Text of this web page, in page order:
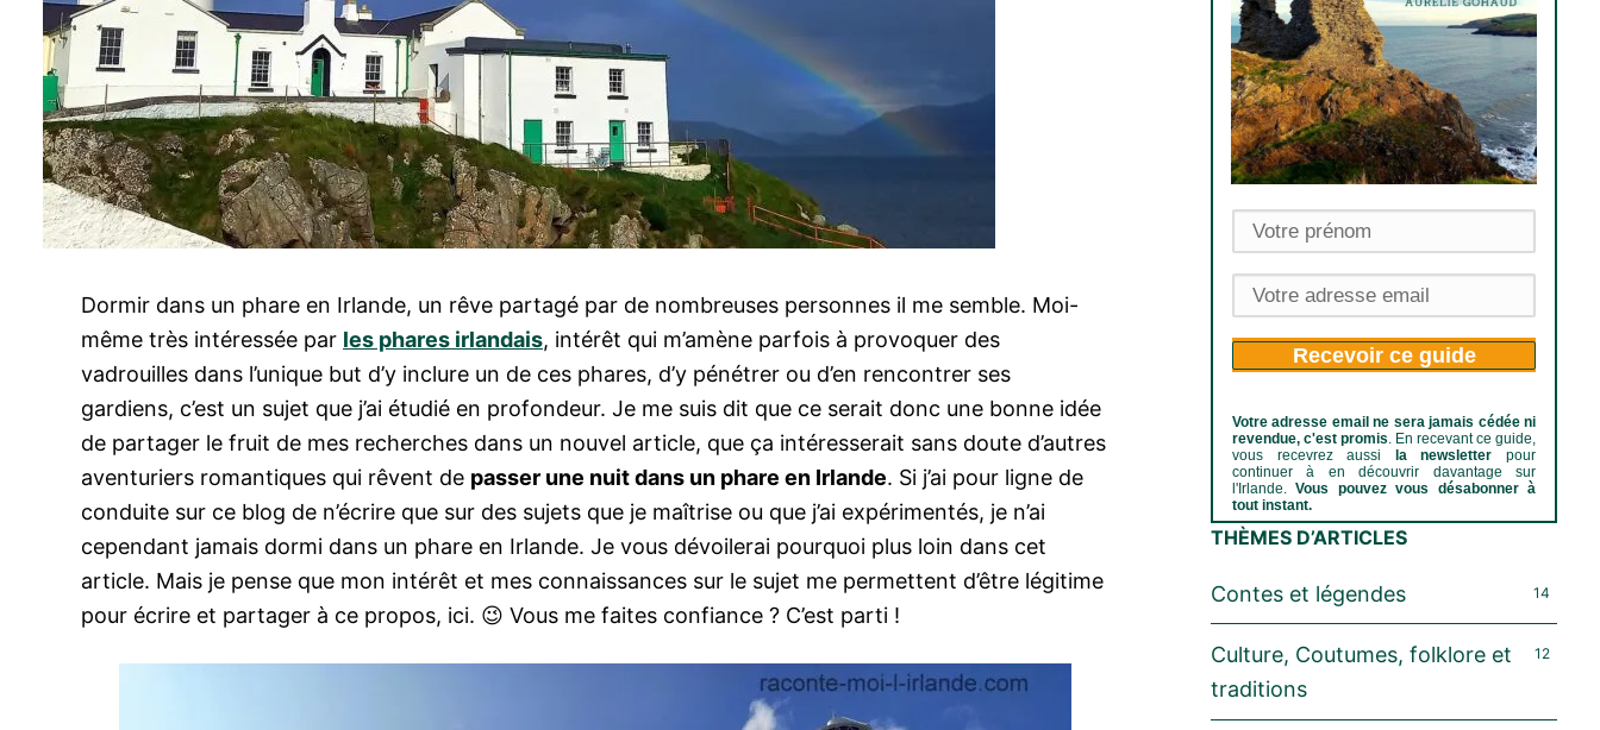
Dormir dans un phare en Irlande, un rêve partagé par de nombreuses personnes il me semble. Moi-
même très intéressée par les phares irlandais, intérêt qui m’amène parfois à provoquer des
vadrouilles dans l’unique but d’y inclure un de ces phares, d’y pénétrer ou d’en rencontrer ses
gardiens, c’est un sujet que j’ai étudié en profondeur. Je me suis dit que ce serait donc une bonne idée
de partager le fruit de mes recherches dans un nouvel article, que ça intéresserait sans doute d’autres
aventuriers romantiques qui rêvent de passer une nuit dans un phare en Irlande. Si j’ai pour ligne de
conduite sur ce blog de n’écrire que sur des sujets que je maîtrise ou que j’ai expérimentés, je n’ai
cependant jamais dormi dans un phare en Irlande. Je vous dévoilerai pourquoi plus loin dans cet
article. Mais je pense que mon intérêt et mes connaissances sur le sujet me permettent d’être légitime
pour écrire et partager à ce propos, ici. 😉 Vous me faites confiance ? C’est parti !
Recevoir ce guide
Votre adresse email ne sera jamais cédée ni
revendue, c'est promis . En recevant ce guide,
vous recevrez aussi la newsletter pour
continuer à en découvrir davantage sur
l'Irlande.
Vous pouvez vous désabonner à
tout instant.
THÈMES D’ARTICLES
Contes et légendes 14
Culture, Coutumes, folklore et
traditions
12